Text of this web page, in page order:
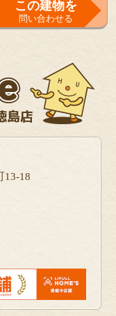
をする
この建物を
問い合わせる
13-18